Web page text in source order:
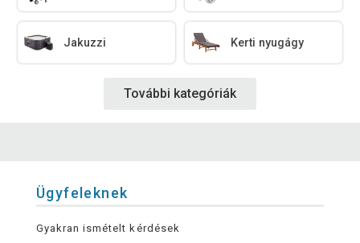
Jakuzzi Kerti nyugágy
További kategóriák
Ügyfeleknek
Gyakran ismételt kérdések